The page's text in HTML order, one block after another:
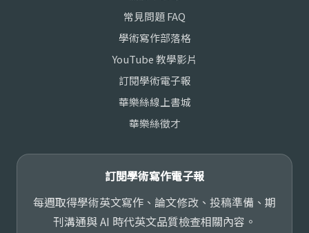
常見問題 FAQ
學術寫作部落格
YouTube 教學影片
訂閱學術電子報
華樂絲線上書城
華樂絲徵才
訂閱學術寫作電子報
每週取得學術英文寫作、論文修改、投稿準備、期
刊溝通與 AI 時代英文品質檢查相關內容。